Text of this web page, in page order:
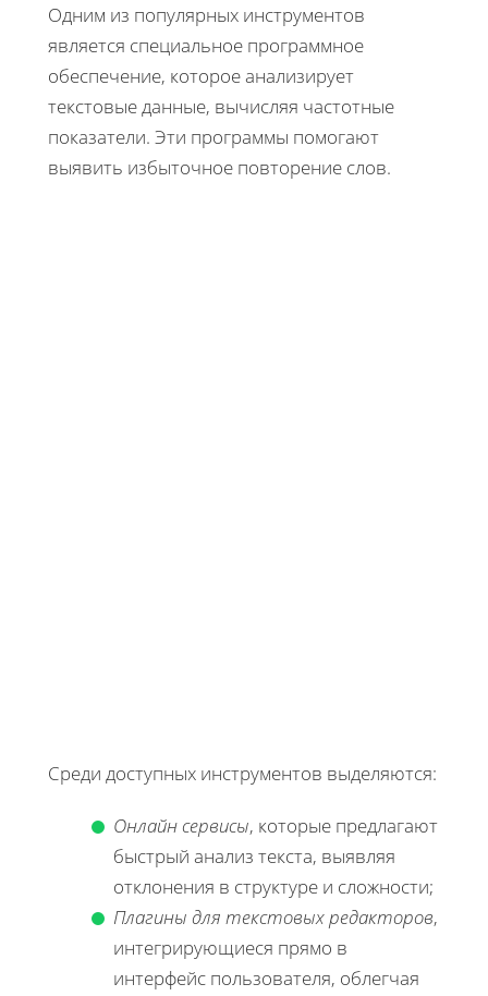
Одним из популярных инструментов
является специальное программное
обеспечение, которое анализирует
текстовые данные, вычисляя частотные
показатели. Эти программы помогают
выявить избыточное повторение слов.
Среди доступных инструментов выделяются:
Онлайн сервисы, которые предлагают
быстрый анализ текста, выявляя
отклонения в структуре и сложности;
Плагины для текстовых редакторов,
интегрирующиеся прямо в
интерфейс пользователя, облегчая